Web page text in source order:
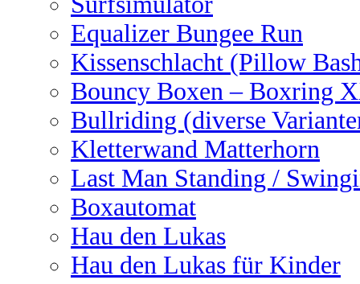
Equalizer Bungee Run
Kissenschlacht (Pillow
Bouncy Boxen – Boxring
Bullriding (diverse
Kletterwand Matterhorn
Last Man Standing /
Boxautomat
Hau den Lukas
Hau den Lukas für Kinder